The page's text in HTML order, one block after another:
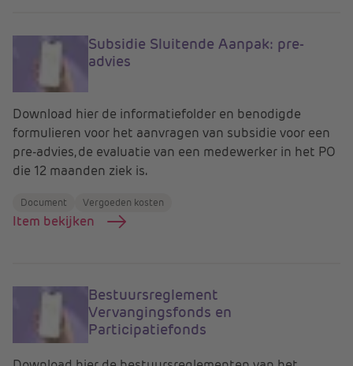
Subsidie Sluitende Aanpak: pre-
advies
Download hier de informatiefolder en benodigde
formulieren voor het aanvragen van subsidie voor een
pre-advies, de evaluatie van een medewerker in het PO
die 12 maanden ziek is.
Document Vergoeden kosten
Item bekijken
Bestuursreglement
Vervangingsfonds en
Participatiefonds